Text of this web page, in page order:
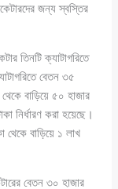
জন্য স্বস্তির
তিনটি ক্যাটাগরিতে
বেতন ৩৫
থেকে বাড়িয়ে ৫০ হাজার
নির্ধারণ করা হয়েছে।
থেকে বাড়িয়ে ১ লাখ
বেতন ৩০ হাজার